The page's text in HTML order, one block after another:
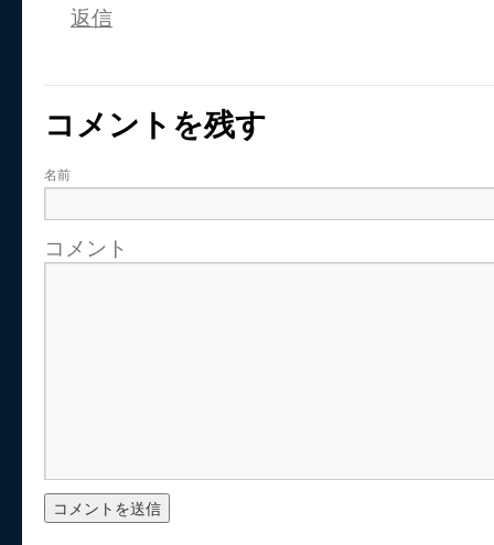
返信
コメントを残す
名前
コメント